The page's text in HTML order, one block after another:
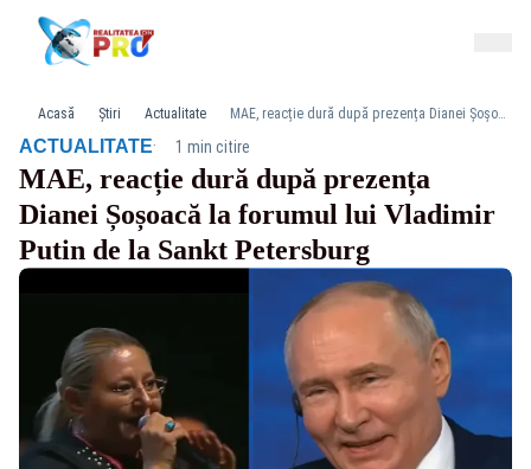
Acasă Știri Actualitate MAE, reacție dură după prezența Dianei Șoșoacă la forumul lui Vladimir Putin de la Sankt Petersburg
ACTUALITATE· 1 min citire
MAE, reacție dură după prezența
Dianei Șoșoacă la forumul lui Vladimir
Putin de la Sankt Petersburg